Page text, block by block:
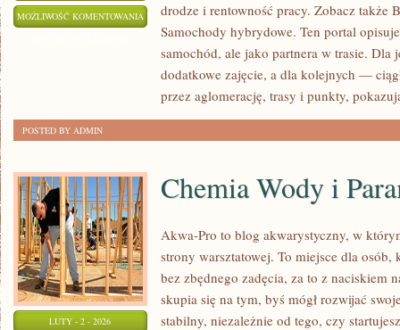
MOŻLIWOŚĆ KOMENTOWANIA SAMOCHODY
HYBRYDOWE
drodze i rentowność pracy. Zobacz także
Samochody hybrydowe. Ten portal
samochód, ale jako partnera w trasie. Dla
dodatkowe zajęcie, a dla kolejnych —
przez aglomerację, trasy i punkty,
POSTED BY ADMIN
LUTY - 2 - 2026
Chemia Wody i
Akwa-Pro to blog akwarystyczny, w
strony warsztatowej. To miejsce dla osób,
bez zbędnego zadęcia, za to z naciskiem
skupia się na tym, byś mógł rozwijać
stabilny, niezależnie od tego, czy